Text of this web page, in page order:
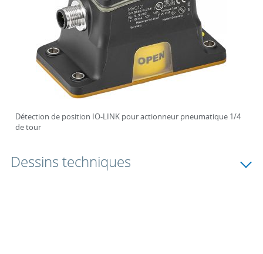
Détection de position IO-LINK pour actionneur pneumatique 1/4
de tour
Dessins techniques